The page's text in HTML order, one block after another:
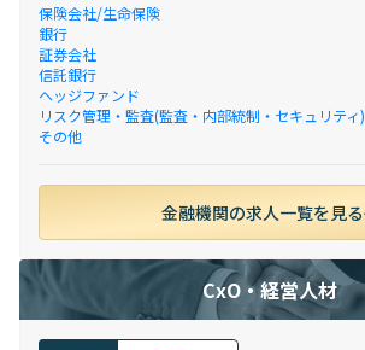
保険会社/生命保険
銀行
証券会社
信託銀行
ヘッジファンド
リスク管理・監査(監査・内部統制・セキュリティ)
その他
金融機関の求人一覧を見る
CxO・経営人材